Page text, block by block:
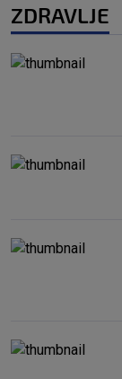
ZDRAVLJE